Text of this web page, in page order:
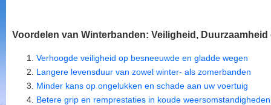
Voordelen van Winterbanden: Veiligheid,
Verhoogde veiligheid op besneeuwde en gladde wegen
Langere levensduur van zowel winter- als zomerbanden
Minder kans op ongelukken en schade aan uw voertuig
Betere grip en remprestaties in koude weersomstandigheden